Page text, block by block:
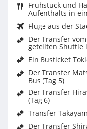
Frühstück und
Aufenthalts in
Flüge aus der
Der Transfer
geteilten Shuttle
Ein Busticket
Der Transfer
Bus (Tag 5)
Der Transfer
(Tag 6)
Transfer
Der Transfer